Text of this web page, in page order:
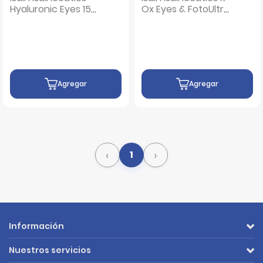
Hyaluronic Eyes 15
Agregar
Ox Eyes & FotoUltra
Agregar
‹ 1 ›
Información
Nuestros servicios